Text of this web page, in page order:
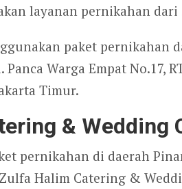
layanan pernikahan dari
paket pernikahan
Warga Empat No.17,
Timur.
& Wedding
pernikahan di daerah
Halim Catering &